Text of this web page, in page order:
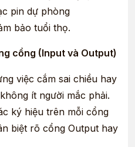
pin dự phòng
bảo tuổi thọ.
cổng (Input và Output)
việc cắm sai chiều hay
ít người mắc phải.
ký hiệu trên mỗi cổng
biệt rõ cổng Output hay